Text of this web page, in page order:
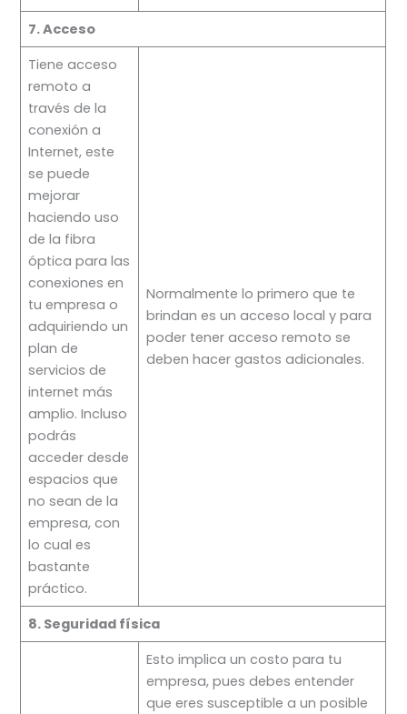
7. Acceso
Tiene acceso
remoto a
través de la
conexión a
Internet, este
se puede
mejorar
haciendo uso
de la fibra
óptica para las
conexiones en
tu empresa o
adquiriendo un
plan de
servicios de
internet más
amplio. Incluso
podrás
acceder desde
espacios que
no sean de la
empresa, con
lo cual es
bastante
práctico.
Normalmente lo primero que te
brindan es un acceso local y para
poder tener acceso remoto se
deben hacer gastos adicionales.
8. Seguridad física
Esto implica un costo para tu
empresa, pues debes entender
que eres susceptible a un posible